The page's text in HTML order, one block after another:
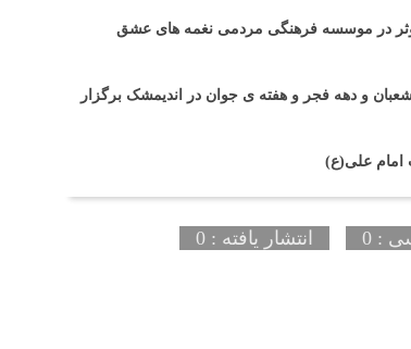
موثر در موسسه فرهنگی مردمی نغمه های عشق
و دهه فجر و هفته ی جوان در اندیمشک برگزار
امام علی(ع)
: 0 انتشار یافته : 0